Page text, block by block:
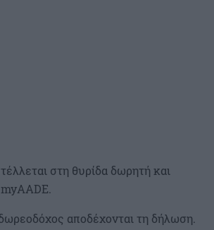
στη θυρίδα δωρητή και
αποδέχονται τη δήλωση.